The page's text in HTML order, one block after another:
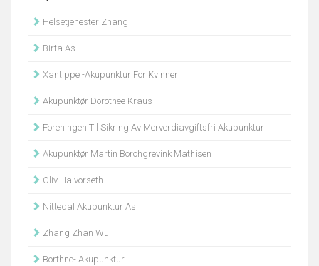
Helsetjenester Zhang
Birta As
Xantippe -Akupunktur For Kvinner
Akupunktør Dorothee Kraus
Foreningen Til Sikring Av Merverdiavgiftsfri Akupunktur
Akupunktør Martin Borchgrevink Mathisen
Oliv Halvorseth
Nittedal Akupunktur As
Zhang Zhan Wu
Borthne- Akupunktur